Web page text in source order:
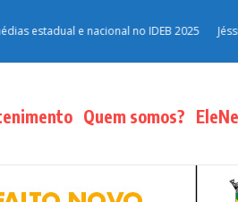
e nacional no IDEB 2025 Jéssica
Quem somos?